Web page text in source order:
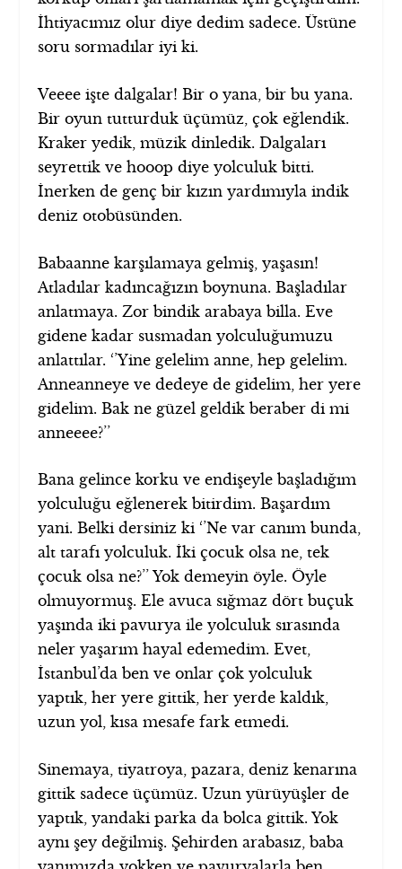
İhtiyacımız olur diye dedim sadece. Üstüne
soru sormadılar iyi ki.
Veeee işte dalgalar! Bir o yana, bir bu yana.
Bir oyun tutturduk üçümüz, çok eğlendik.
Kraker yedik, müzik dinledik. Dalgaları
seyrettik ve hooop diye yolculuk bitti.
İnerken de genç bir kızın yardımıyla indik
deniz otobüsünden.
Babaanne karşılamaya gelmiş, yaşasın!
Atladılar kadıncağızın boynuna. Başladılar
anlatmaya. Zor bindik arabaya billa. Eve
gidene kadar susmadan yolculuğumuzu
anlattılar. ‘’Yine gelelim anne, hep gelelim.
Anneanneye ve dedeye de gidelim, her yere
gidelim. Bak ne güzel geldik beraber di mi
anneeee?’’
Bana gelince korku ve endişeyle başladığım
yolculuğu eğlenerek bitirdim. Başardım
yani. Belki dersiniz ki ‘’Ne var canım bunda,
alt tarafı yolculuk. İki çocuk olsa ne, tek
çocuk olsa ne?’’ Yok demeyin öyle. Öyle
olmuyormuş. Ele avuca sığmaz dört buçuk
yaşında iki pavurya ile yolculuk sırasında
neler yaşarım hayal edemedim. Evet,
İstanbul’da ben ve onlar çok yolculuk
yaptık, her yere gittik, her yerde kaldık,
uzun yol, kısa mesafe fark etmedi.
Sinemaya, tiyatroya, pazara, deniz kenarına
gittik sadece üçümüz. Uzun yürüyüşler de
yaptık, yandaki parka da bolca gittik. Yok
aynı şey değilmiş. Şehirden arabasız, baba